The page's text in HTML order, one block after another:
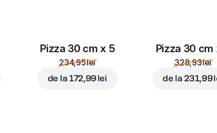
Pizza 30 cm x 5
234,95 lei
de la 172,99 lei
Pizza 30 cm
328,93 lei
de la231,99